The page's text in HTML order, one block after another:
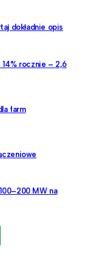
dokładnie opis
rocznie – 2,6
farm
MW na